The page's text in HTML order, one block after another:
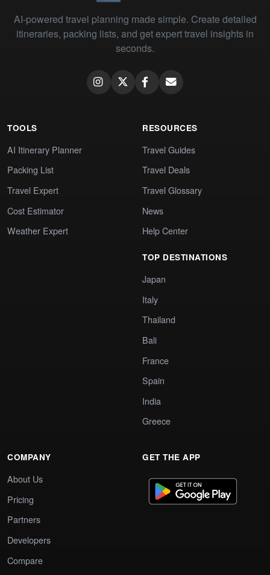
AI-powered travel planning made simple. Create detailed
itineraries, packing lists, and get expert travel insights in
seconds.
TOOLS
AI Itinerary Planner
Packing List
Travel Expert
Cost Estimator
Weather Expert
RESOURCES
Travel Guides
Travel Deals
Travel Glossary
News
Help Center
TOP DESTINATIONS
Japan
Italy
Thailand
Bali
France
Spain
India
Greece
COMPANY
About Us
Pricing
Partners
Developers
Compare
GET THE APP